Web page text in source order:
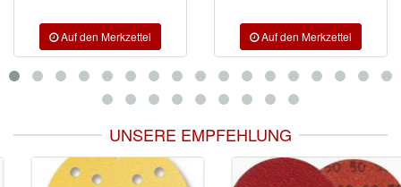
UNSERE EMPFEHLUNG